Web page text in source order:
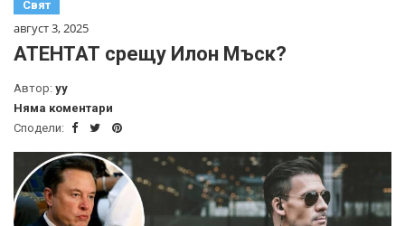
Свят
август 3, 2025
АТЕНТАТ срещу Илон Мъск?
Автор: yy
Няма коментари
Сподели: